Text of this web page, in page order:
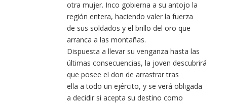
otra mujer. Inco gobierna a su antojo la
región entera, haciendo valer la fuerza
de sus soldados y el brillo del oro que
arranca a las montañas.
Dispuesta a llevar su venganza hasta las
últimas consecuencias, la joven descubrirá
que posee el don de arrastrar tras
ella a todo un ejército, y se verá obligada
a decidir si acepta su destino como